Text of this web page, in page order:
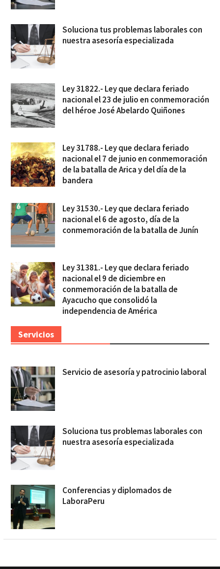
Soluciona tus problemas laborales con
nuestra asesoría especializada
Ley 31822.- Ley que declara feriado
nacional el 23 de julio en conmemoración
del héroe José Abelardo Quiñones
Ley 31788.- Ley que declara feriado
nacional el 7 de junio en conmemoración
de la batalla de Arica y del día de la
bandera
Ley 31530.- Ley que declara feriado
nacional el 6 de agosto, día de la
conmemoración de la batalla de Junín
Ley 31381.- Ley que declara feriado
nacional el 9 de diciembre en
conmemoración de la batalla de
Ayacucho que consolidó la
independencia de América
Servicios
Servicio de asesoría y patrocinio laboral
Soluciona tus problemas laborales con
nuestra asesoría especializada
Conferencias y diplomados de
LaboraPeru